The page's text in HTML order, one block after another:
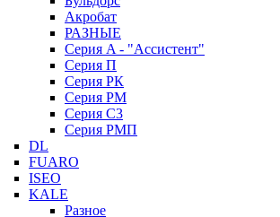
Акробат
РАЗНЫЕ
Серия A - "Ассистент"
Серия П
Серия РК
Серия РМ
Серия С3
Серия РМП
DL
FUARO
ISEO
KALE
Разное